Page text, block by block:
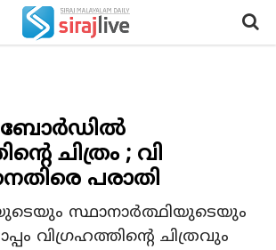
ബോര്‍ഡില്‍
ചിത്രം ; വി
പരാതി
സ്ഥാനാര്‍ത്ഥിയുടെയും
വിഗ്രഹത്തിന്റെ ചിത്രവും